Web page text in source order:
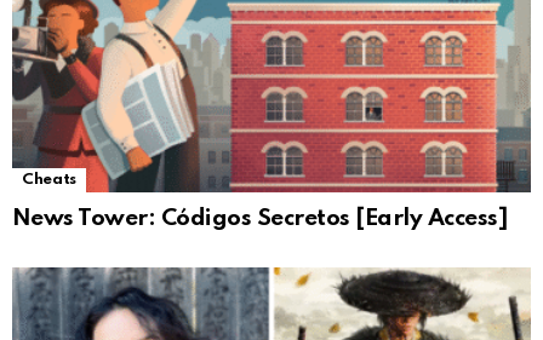
Cheats
News Tower: Códigos Secretos [Early Access]